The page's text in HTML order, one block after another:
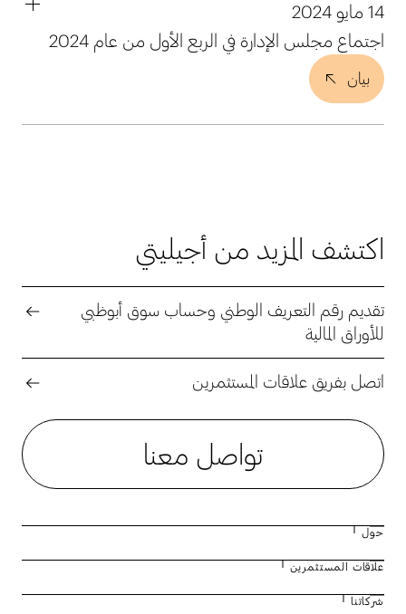
14 مايو 2024
اجتماع مجلس الإدارة في الربع الأول من عام 2024
بيان
اكتشف المزيد من أجيليتي
تقديم رقم التعريف الوطني وحساب سوق أبوظبي
للأوراق المالية
اتصل بفريق علاقات المستثمرين
تواصل معنا
حول
علاقات المستثمرين
شركاتنا